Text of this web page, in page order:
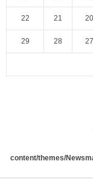
20
21
22
27
28
29
content/themes/